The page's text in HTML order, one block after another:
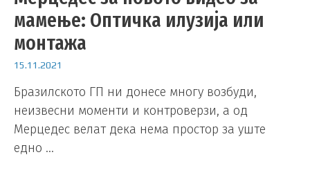
мамење: Оптичка илузија или
монтажа
15.11.2021
Бразилското ГП ни донесе многу возбуди,
неизвесни моменти и контроверзи, а од
Мерцедес велат дека нема простор за уште
едно …